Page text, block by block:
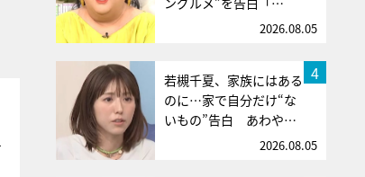
2026.08.05
4
若槻千夏、家族にはある
のに…家で自分だけ“な
いもの”告白 あわや…
2026.08.05